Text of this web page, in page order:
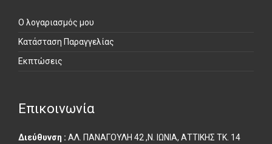
Ο λογαριασμός μου
Κατάσταση Παραγγελίας
Εκπτώσεις
Επικοινωνία
Διεύθυνση : ΑΛ. ΠΑΝΑΓΟΥΛΗ 42 ,Ν. ΙΩΝΙΑ, ΑΤΤΙΚΗΣ ΤΚ. 14